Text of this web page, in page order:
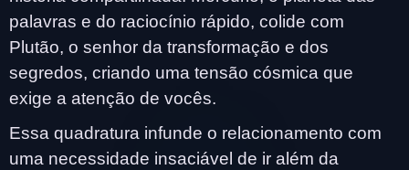
palavras e do raciocínio rápido, colide com
Plutão, o senhor da transformação e dos
segredos, criando uma tensão cósmica que
exige a atenção de vocês.
Essa quadratura infunde o relacionamento com
uma necessidade insaciável de ir além da